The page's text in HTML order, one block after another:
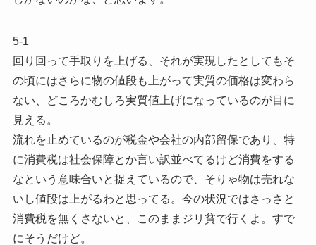
5-1
回り回って手取りを上げる、それが実現したとしてもそ
の頃にはさらに物の値段も上がって実質の価格は変わら
ない、どころかむしろ実質値上げになっているのが目に
見える。
流れを止めているのが税金や会社の内部留保であり、特
に消費税は社会保障とか言い訳並べてるけど消費をする
なという意味合いと捉えているので、そりゃ物は売れな
いし値段は上がるわと思ってる。今の状況ではさっさと
消費税を無くさないと、このままジリ貧で行くよ。すで
にそうだけど。